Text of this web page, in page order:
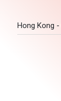
Hong Kong -